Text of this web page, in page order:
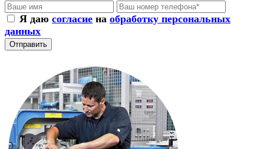
Я даю согласие на обработку персональных
данных
Отправить